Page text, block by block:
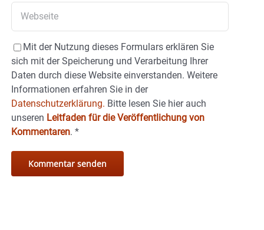
Mit der Nutzung dieses Formulars erklären Sie
sich mit der Speicherung und Verarbeitung Ihrer
Daten durch diese Website einverstanden. Weitere
Informationen erfahren Sie in der
Datenschutzerklärung. Bitte lesen Sie hier auch
unseren Leitfaden für die Veröffentlichung von
Kommentaren. *